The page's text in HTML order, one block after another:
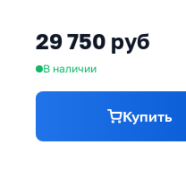
29 750 руб
В наличии
Купить